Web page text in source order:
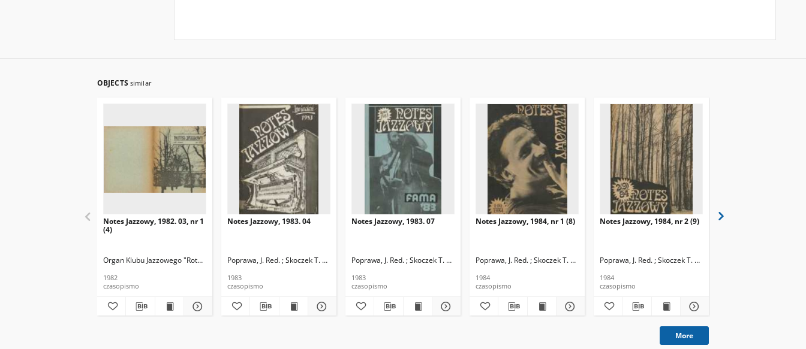
OBJECTS similar
Notes Jazzowy, 1982. 03, nr 1
(4)
Organ Klubu Jazzowego "Rotunda" Skoczek, T. Red.
1982
czasopismo
Notes Jazzowy, 1983. 04
Poprawa, J. Red. ; Skoczek T. Red.
1983
czasopismo
Notes Jazzowy, 1983. 07
Poprawa, J. Red. ; Skoczek T. Red.
1983
czasopismo
Notes Jazzowy, 1984, nr 1 (8)
Poprawa, J. Red. ; Skoczek T. Red.
1984
czasopismo
Notes Jazzowy, 1984, nr 2 (9)
Poprawa, J. Red. ; Skoczek T. Red.
1984
czasopismo
More